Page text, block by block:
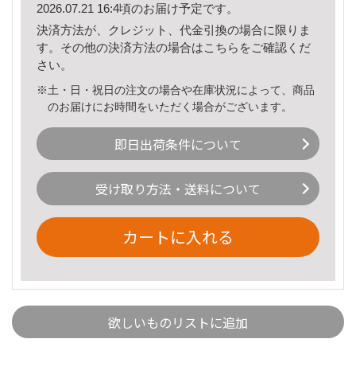
2026.07.21 16:4頃のお届け予定です。
決済方法が、クレジット、代金引換の場合に限りま
す。その他の決済方法の場合はこちら をご確認くだ
さい。
※土・日・祝日の注文の場合や在庫状況によって、商品
のお届けにお時間をいただく場合がございます。
即日出荷条件について
受け取り方法・送料について
カートに入れる
欲しいものリストに追加